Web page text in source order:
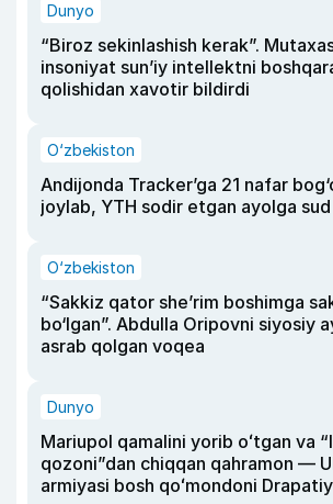
Dunyo
“Biroz sekinlashish kerak”.
insoniyat sun’iy intellektni
qolishidan xavotir bildirdi
O‘zbekiston
Andijonda Tracker’ga 21 nafar
joylab, YTH sodir etgan ayolga sud
O‘zbekiston
“Sakkiz qator she’rim boshimga
bo‘lgan”. Abdulla Oripovni siyosiy
asrab qolgan voqea
Dunyo
Mariupol qamalini yorib oʻtgan va
qozoni”dan chiqqan qahramon —
armiyasi bosh qoʻmondoni